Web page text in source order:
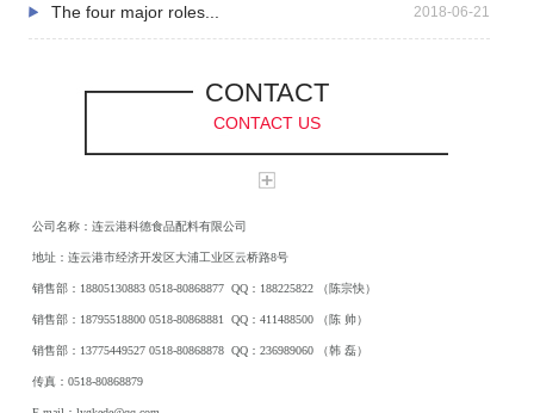
The four major roles... 2018-06-21
CONTACT
CONTACT US
公司名称：连云港科德食品配料有限公司
地址：连云港市经济开发区大浦工业区云桥路8号
销售部：18805130883 0518-80868877 QQ：188225822 （陈宗快）
销售部：18795518800 0518-80868881 QQ：411488500 （陈 帅）
销售部：13775449527 0518-80868878 QQ：236989060 （韩 磊）
传真：0518-80868879